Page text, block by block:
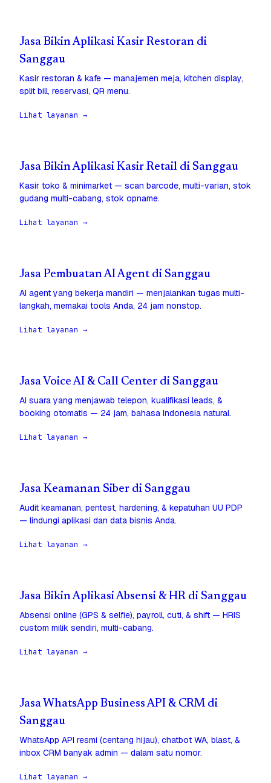
Jasa Bikin Aplikasi Kasir Restoran di
Sanggau
Kasir restoran & kafe — manajemen meja, kitchen display,
split bill, reservasi, QR menu.
Lihat layanan →
Jasa Bikin Aplikasi Kasir Retail di Sanggau
Kasir toko & minimarket — scan barcode, multi-varian, stok
gudang multi-cabang, stok opname.
Lihat layanan →
Jasa Pembuatan AI Agent di Sanggau
AI agent yang bekerja mandiri — menjalankan tugas multi-
langkah, memakai tools Anda, 24 jam nonstop.
Lihat layanan →
Jasa Voice AI & Call Center di Sanggau
AI suara yang menjawab telepon, kualifikasi leads, &
booking otomatis — 24 jam, bahasa Indonesia natural.
Lihat layanan →
Jasa Keamanan Siber di Sanggau
Audit keamanan, pentest, hardening, & kepatuhan UU PDP
— lindungi aplikasi dan data bisnis Anda.
Lihat layanan →
Jasa Bikin Aplikasi Absensi & HR di Sanggau
Absensi online (GPS & selfie), payroll, cuti, & shift — HRIS
custom milik sendiri, multi-cabang.
Lihat layanan →
Jasa WhatsApp Business API & CRM di
Sanggau
WhatsApp API resmi (centang hijau), chatbot WA, blast, &
inbox CRM banyak admin — dalam satu nomor.
Lihat layanan →